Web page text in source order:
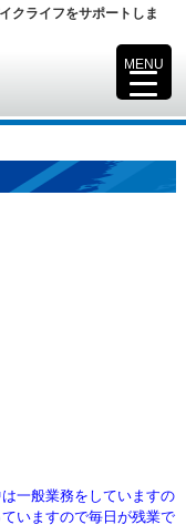
クライフをサポートしま
一般業務をしていますの
いますので毎日が残業で
MENU